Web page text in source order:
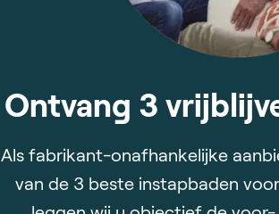
Ontvang 3
Als fabrikant-onafhankelijke
van de 3 beste instapbaden